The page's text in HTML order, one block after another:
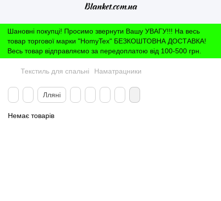
Шановні покупці! Просимо звернути Вашу УВАГУ!!! На весь
товар торгової марки "HomyTex" БЕЗКОШТОВНА ДОСТАВКА!
Весь товар відправляємо за передоплатою від 100-500 грн.
Текстиль для спальні Наматрацники
Лляні
Немає товарів